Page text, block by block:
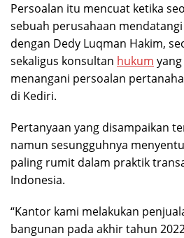
Persoalan itu mencuat ketika
sebuah perusahaan
dengan Dedy Luqman Hakim,
sekaligus konsultan hukum
menangani persoalan
di Kediri.
Pertanyaan yang disampaikan
namun sesungguhnya
paling rumit dalam praktik
Indonesia.
“Kantor kami melakukan
bangunan pada akhir tahun